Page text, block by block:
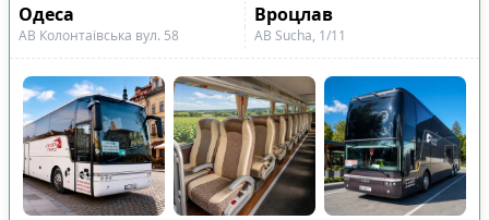
Одеса
Вроцлав
АВ Колонтаївська вул. 58 АВ Sucha, 1/11